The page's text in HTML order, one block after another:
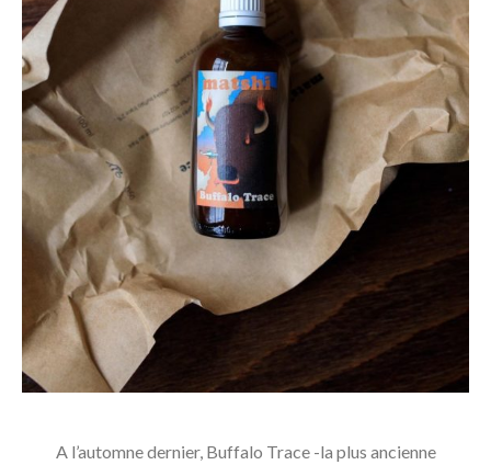
A l’automne dernier, Buffalo Trace -la plus ancienne